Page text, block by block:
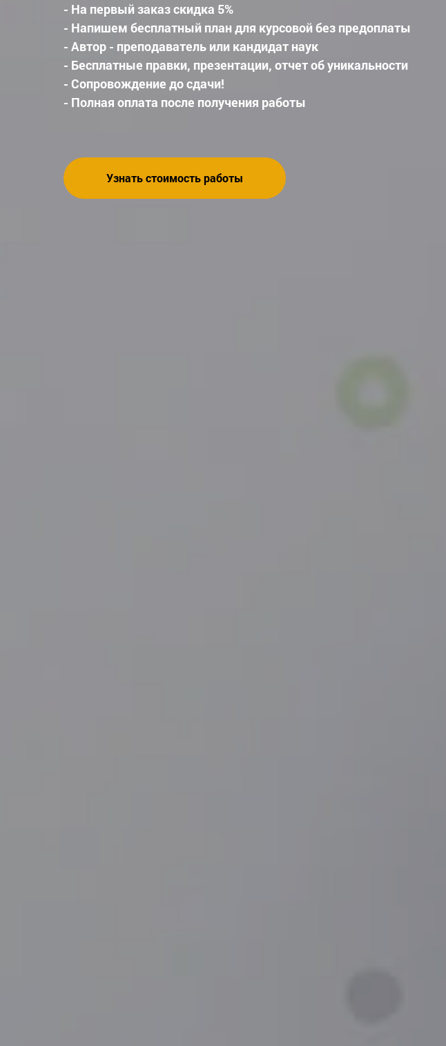
- На первый заказ скидка 5%
- Напишем бесплатный план для курсовой без предоплаты
- Автор - преподаватель или кандидат наук
- Бесплатные правки, презентации, отчет об уникальности
- Сопровождение до сдачи!
- Полная оплата после получения работы
Узнать стоимость работы